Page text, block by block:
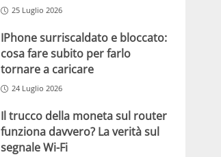
25 Luglio 2026
IPhone surriscaldato e bloccato:
cosa fare subito per farlo
tornare a caricare
24 Luglio 2026
Il trucco della moneta sul router
funziona davvero? La verità sul
segnale Wi-Fi